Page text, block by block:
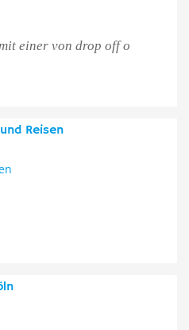
einer von drop off o
Reisen